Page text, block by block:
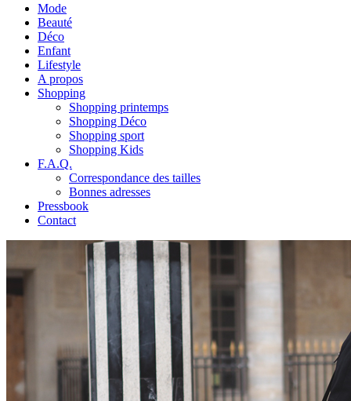
Mode
Beauté
Déco
Enfant
Lifestyle
A propos
Shopping
Shopping printemps
Shopping Déco
Shopping sport
Shopping Kids
F.A.Q.
Correspondance des tailles
Bonnes adresses
Pressbook
Contact